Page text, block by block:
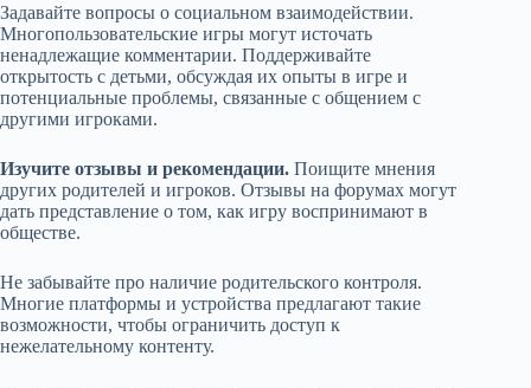
Задавайте вопросы о социальном взаимодействии.
Многопользовательские игры могут источать
ненадлежащие комментарии. Поддерживайте
открытость с детьми, обсуждая их опыты в игре и
потенциальные проблемы, связанные с общением с
другими игроками.
Изучите отзывы и рекомендации. Поищите мнения
других родителей и игроков. Отзывы на форумах могут
дать представление о том, как игру воспринимают в
обществе.
Не забывайте про наличие родительского контроля.
Многие платформы и устройства предлагают такие
возможности, чтобы ограничить доступ к
нежелательному контенту.